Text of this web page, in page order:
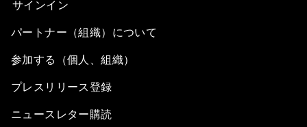
サインイン
パートナー（組織）について
参加する（個人、組織）
プレスリリース登録
ニュースレター購読